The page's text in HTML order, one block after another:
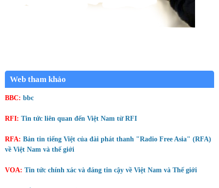
Web tham khảo
BBC: bbc
RFI: Tin tức liên quan đến Việt Nam từ RFI
RFA: Bản tin tiếng Việt của đài phát thanh "Radio Free Asia" (RFA)
về Việt Nam và thế giới
VOA: Tin tức chính xác và đáng tin cậy về Việt Nam và Thế giới